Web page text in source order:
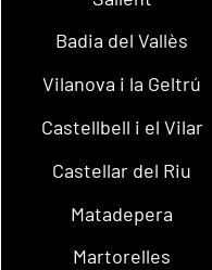
Badia del Vallès
Vilanova i la Geltrú
Castellbell i el Vilar
Castellar del Riu
Matadepera
Martorelles